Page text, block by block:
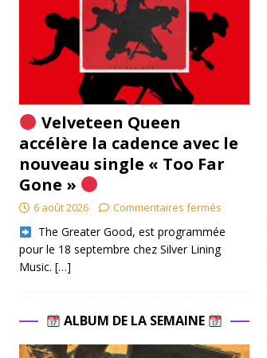
Velveteen Queen
accélère la cadence avec le
nouveau single « Too Far
Gone »
6 août 2026 Commentaires fermés
​ The Greater Good, est programmée
pour le 18 septembre chez Silver Lining
Music. […]
ALBUM DE LA SEMAINE